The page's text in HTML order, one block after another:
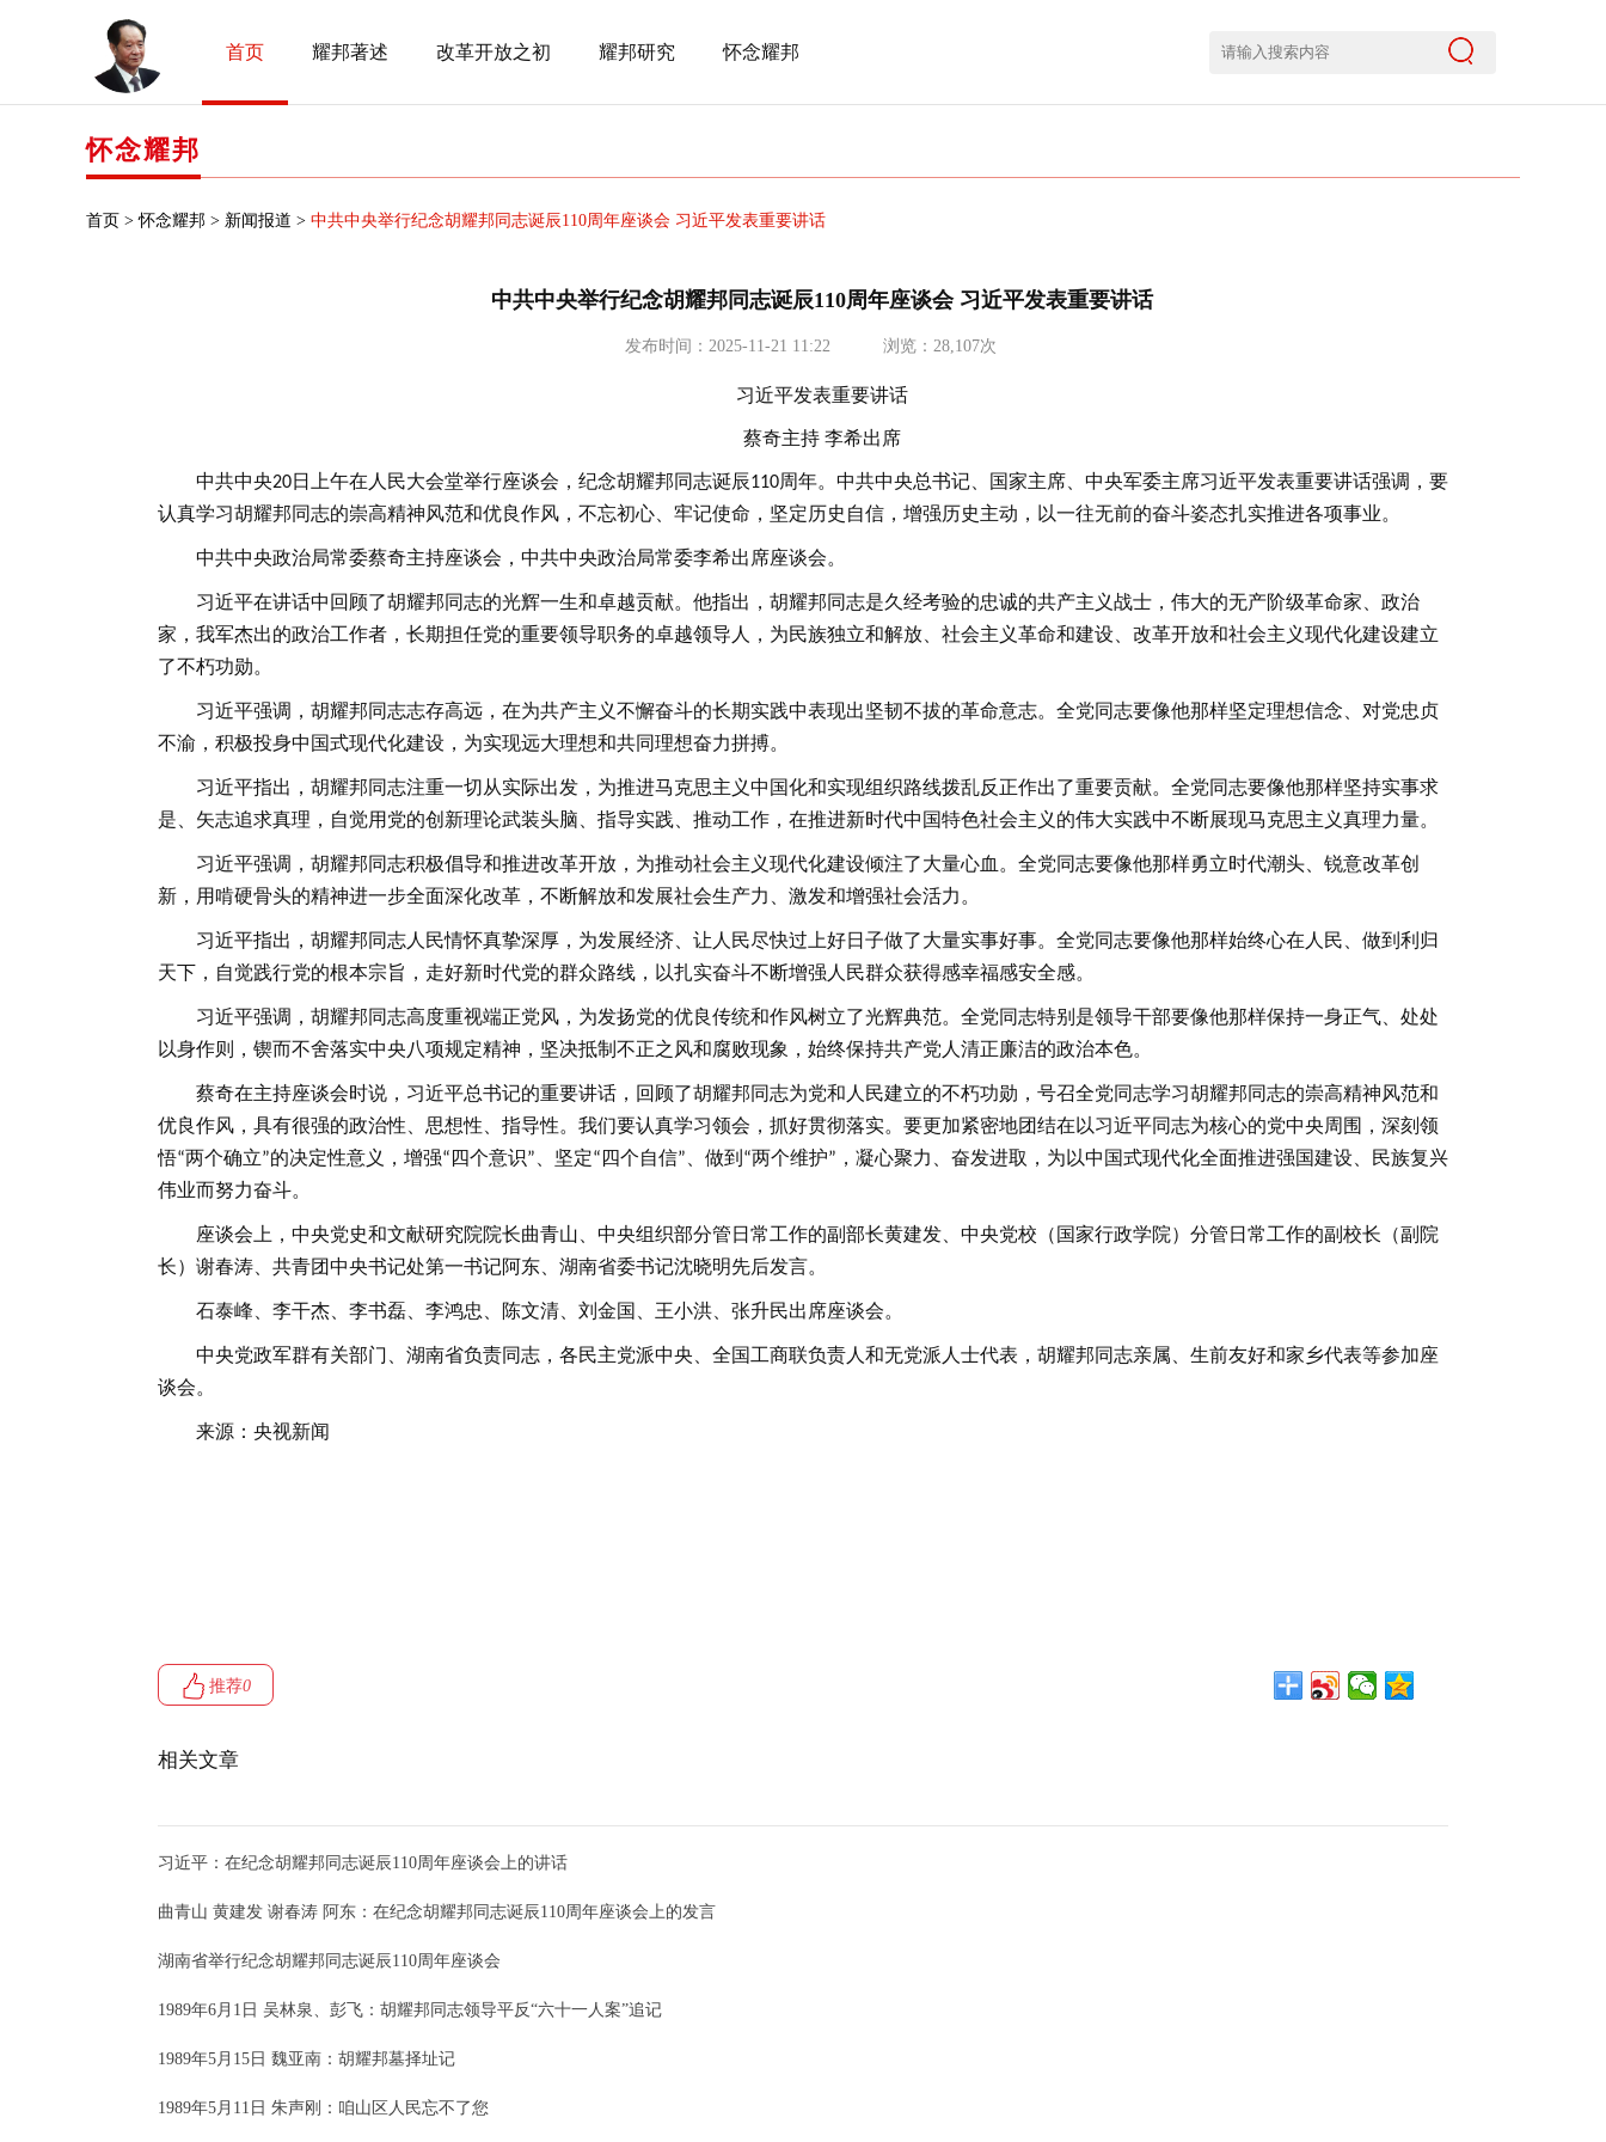
首页 耀邦著述 改革开放之初 耀邦研究 怀念耀邦
怀念耀邦
首页 >怀念耀邦 > 新闻报道 > 中共中央举行纪念胡耀邦同志诞辰110周年座谈会 习近平发表重要讲话
中共中央举行纪念胡耀邦同志诞辰110周年座谈会 习近平发表重要讲话
发布时间：2025-11-21 11:22 浏览：28,107次
习近平发表重要讲话
蔡奇主持 李希出席
中共中央20日上午在人民大会堂举行座谈会，纪念胡耀邦同志诞辰110周年。中共中央总书记、国家主席、中央军委主席习近平发表重要讲话强调，要
认真学习胡耀邦同志的崇高精神风范和优良作风，不忘初心、牢记使命，坚定历史自信，增强历史主动，以一往无前的奋斗姿态扎实推进各项事业。
中共中央政治局常委蔡奇主持座谈会，中共中央政治局常委李希出席座谈会。
习近平在讲话中回顾了胡耀邦同志的光辉一生和卓越贡献。他指出，胡耀邦同志是久经考验的忠诚的共产主义战士，伟大的无产阶级革命家、政治
家，我军杰出的政治工作者，长期担任党的重要领导职务的卓越领导人，为民族独立和解放、社会主义革命和建设、改革开放和社会主义现代化建设建立
了不朽功勋。
习近平强调，胡耀邦同志志存高远，在为共产主义不懈奋斗的长期实践中表现出坚韧不拔的革命意志。全党同志要像他那样坚定理想信念、对党忠贞
不渝，积极投身中国式现代化建设，为实现远大理想和共同理想奋力拼搏。
习近平指出，胡耀邦同志注重一切从实际出发，为推进马克思主义中国化和实现组织路线拨乱反正作出了重要贡献。全党同志要像他那样坚持实事求
是、矢志追求真理，自觉用党的创新理论武装头脑、指导实践、推动工作，在推进新时代中国特色社会主义的伟大实践中不断展现马克思主义真理力量。
习近平强调，胡耀邦同志积极倡导和推进改革开放，为推动社会主义现代化建设倾注了大量心血。全党同志要像他那样勇立时代潮头、锐意改革创
新，用啃硬骨头的精神进一步全面深化改革，不断解放和发展社会生产力、激发和增强社会活力。
习近平指出，胡耀邦同志人民情怀真挚深厚，为发展经济、让人民尽快过上好日子做了大量实事好事。全党同志要像他那样始终心在人民、做到利归
天下，自觉践行党的根本宗旨，走好新时代党的群众路线，以扎实奋斗不断增强人民群众获得感幸福感安全感。
习近平强调，胡耀邦同志高度重视端正党风，为发扬党的优良传统和作风树立了光辉典范。全党同志特别是领导干部要像他那样保持一身正气、处处
以身作则，锲而不舍落实中央八项规定精神，坚决抵制不正之风和腐败现象，始终保持共产党人清正廉洁的政治本色。
蔡奇在主持座谈会时说，习近平总书记的重要讲话，回顾了胡耀邦同志为党和人民建立的不朽功勋，号召全党同志学习胡耀邦同志的崇高精神风范和
优良作风，具有很强的政治性、思想性、指导性。我们要认真学习领会，抓好贯彻落实。要更加紧密地团结在以习近平同志为核心的党中央周围，深刻领
悟“两个确立”的决定性意义，增强“ 四个意识” 、坚定“ 四个自信” 、做到 “两个维护” ，凝心聚力、奋发进取，为以中国式现代化全面推进强国建设、民族复兴
伟业而努力奋斗。
座谈会上，中央党史和文献研究院院长曲青山、中央组织部分管日常工作的副部长黄建发、中央党校（国家行政学院）分管日常工作的副校长（副院
长）谢春涛、共青团中央书记处第一书记阿东、湖南省委书记沈晓明先后发言。
石泰峰、李干杰、李书磊、李鸿忠、陈文清、刘金国、王小洪、张升民出席座谈会。
中央党政军群有关部门、湖南省负责同志，各民主党派中央、全国工商联负责人和无党派人士代表，胡耀邦同志亲属、生前友好和家乡代表等参加座
谈会。
来源：央视新闻
推荐0
相关文章
习近平：在纪念胡耀邦同志诞辰110周年座谈会上的讲话
曲青山 黄建发 谢春涛 阿东：在纪念胡耀邦同志诞辰110周年座谈会上的发言
湖南省举行纪念胡耀邦同志诞辰110周年座谈会
1989年6月1日 吴林泉、彭飞：胡耀邦同志领导平反“六十一人案”追记
1989年5月15日 魏亚南：胡耀邦墓择址记
1989年5月11日 朱声刚：咱山区人民忘不了您